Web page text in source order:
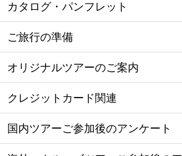
カタログ・パンフレット
ご旅行の準備
オリジナルツアーのご案内
クレジットカード関連
国内ツアーご参加後のアンケート